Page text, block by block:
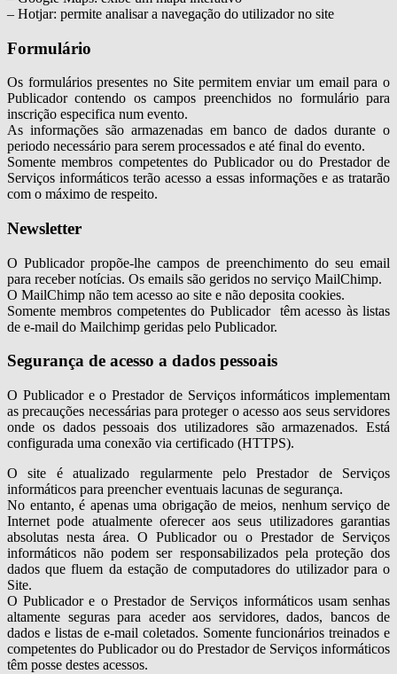
– Hotjar: permite analisar a navegação do utilizador no site
Formulário
Os formulários presentes no Site permitem enviar um email para o
Publicador contendo os campos preenchidos no formulário para
inscrição especifica num evento.
As informações são armazenadas em banco de dados durante o
periodo necessário para serem processados e até final do evento.
Somente membros competentes do Publicador ou do Prestador de
Serviços informáticos terão acesso a essas informações e as tratarão
com o máximo de respeito.
Newsletter
O Publicador propõe-lhe campos de preenchimento do seu email
para receber notícias. Os emails são geridos no serviço MailChimp.
O MailChimp não tem acesso ao site e não deposita cookies.
Somente membros competentes do Publicador têm acesso às listas
de e-mail do Mailchimp geridas pelo Publicador.
Segurança de acesso a dados pessoais
O Publicador e o Prestador de Serviços informáticos implementam
as precauções necessárias para proteger o acesso aos seus servidores
onde os dados pessoais dos utilizadores são armazenados. Está
configurada uma conexão via certificado (HTTPS).
O site é atualizado regularmente pelo Prestador de Serviços
informáticos para preencher eventuais lacunas de segurança.
No entanto, é apenas uma obrigação de meios, nenhum serviço de
Internet pode atualmente oferecer aos seus utilizadores garantias
absolutas nesta área. O Publicador ou o Prestador de Serviços
informáticos não podem ser responsabilizados pela proteção dos
dados que fluem da estação de computadores do utilizador para o
Site.
O Publicador e o Prestador de Serviços informáticos usam senhas
altamente seguras para aceder aos servidores, dados, bancos de
dados e listas de e-mail coletados. Somente funcionários treinados e
competentes do Publicador ou do Prestador de Serviços informáticos
têm posse destes acessos.